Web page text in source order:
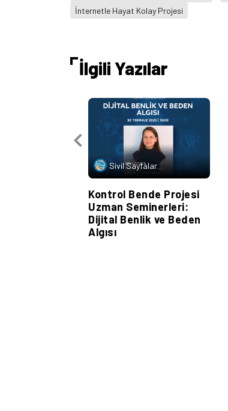
İnternetle Hayat Kolay Projesi
İlgili Yazılar
Sivil Sayfalar
Kontrol Bende Projesi
Uzman Seminerleri:
Dijital Benlik ve Beden
Algısı